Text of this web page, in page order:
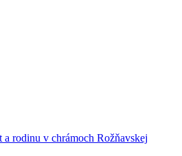
a rodinu v chrámoch Rožňavskej